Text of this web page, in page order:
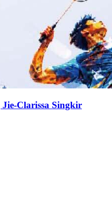
Clarissa Singkir